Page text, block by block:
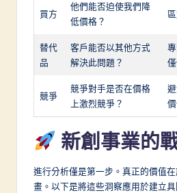
買方
他們能否迫使我們降
低價格？
替代
品
客戶能否以其他方式
解決此問題？
競爭
競爭對手是否在價格
上激烈競爭？
新創事業的
進行分析僅是第一步。真正的價值
畫。以下是將這些洞察應用於建立